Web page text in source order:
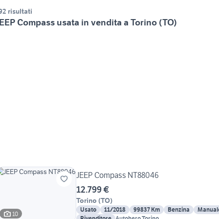
risultati
Compass usata in vendita a Torino (TO)
10
JEEP Compass NT88046
12.799 €
Torino (TO)
Usato 11/2018 99837 Km Benzina